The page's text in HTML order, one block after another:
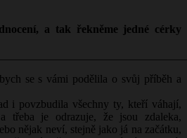
a tak řekněme jedné cérky
se s vámi podělila o svůj příběh a
i povzbudila všechny ty, kteří váhají,
třeba je odrazuje, že jsou zdaleka,
nějak neví, stejně jako já na začátku,